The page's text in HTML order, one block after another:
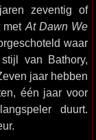
zeventig of
met At Dawn We
waar
van Bathory,
jaar hebben
één jaar voor
duurt.